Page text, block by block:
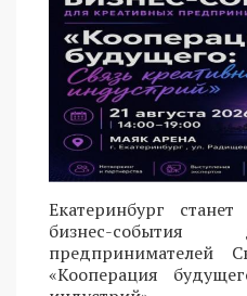
Екатеринбург
бизнес-
предпринимателей
«Кооперация